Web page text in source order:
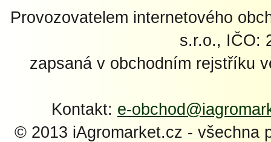
Provozovatelem internetového
s.r.o., IČO:
zapsaná v obchodním rejstříku
Kontakt: e-
© 2013 iAgromarket.cz - všechna